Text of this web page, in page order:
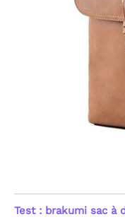
Test : brakumi sac à